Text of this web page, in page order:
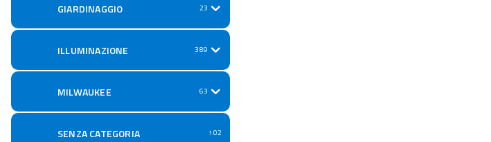
GIARDINAGGIO 23
ILLUMINAZIONE 389
MILWAUKEE 63
SENZA CATEGORIA 102